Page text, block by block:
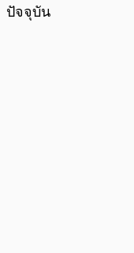
ปัจจุบัน